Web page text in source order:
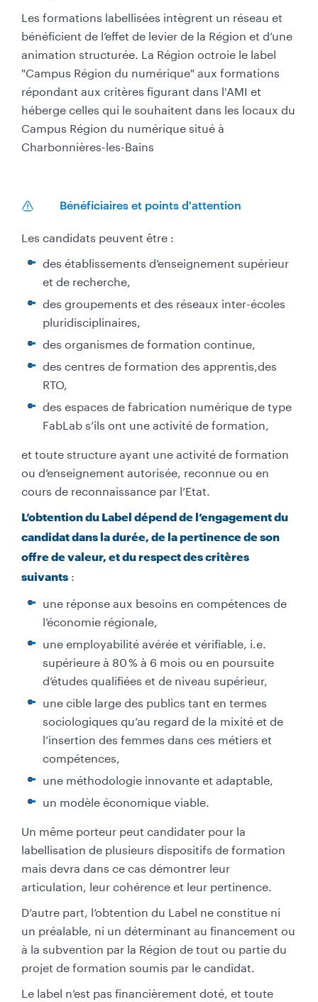
Les formations labellisées intègrent un réseau et
bénéficient de l’effet de levier de la Région et d’une
animation structurée. La Région octroie le label
"Campus Région du numérique" aux formations
répondant aux critères figurant dans l'AMI et
héberge celles qui le souhaitent dans les locaux du
Campus Région du numérique situé à
Charbonnières-les-Bains
Bénéficiaires et points d'attention
Les candidats peuvent être :​
des établissements d’enseignement supérieur
et de recherche,
des groupements et des réseaux inter-écoles
pluridisciplinaires,
des organismes de formation continue,
des centres de formation des apprentis,des
RTO,
des espaces de fabrication numérique de type
FabLab s’ils ont une activité de formation,
et toute structure ayant une activité de formation
ou d’enseignement autorisée, reconnue ou en
cours de reconnaissance par l’Etat.
L’obtention du Label dépend de l’engagement du
candidat dans la durée, de la pertinence de son
offre de valeur, et du respect des critères
suivants :​
une réponse aux besoins en compétences de
l’économie régionale,
une employabilité avérée et vérifiable, i.e.
supé­rieure à 80 % à 6 mois ou en poursuite
d’études qualifiées et de niveau supérieur,
une cible large des publics tant en termes
sociologiques qu’au regard de la mixité et de
l’insertion des femmes dans ces métiers et
compétences,
une méthodologie innovante et adaptable,
un modèle économique viable.
Un même porteur peut candidater pour la
labellisation de plusieurs dispositifs de formation
mais devra dans ce cas démontrer leur
articulation, leur cohérence et leur pertinence.
D’autre part, l’obtention du Label ne constitue ni
un préalable, ni un déterminant au financement ou
à la subvention par la Région de tout ou partie du
projet de formation soumis par le candidat.
Le label n’est pas financièrement doté, et toute